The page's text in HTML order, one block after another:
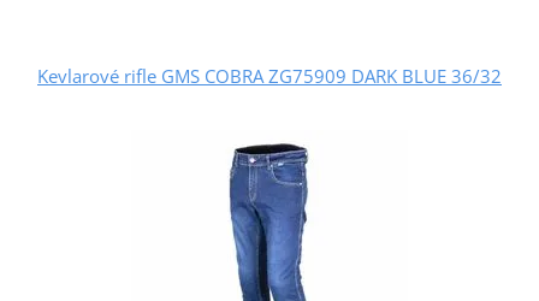
Kevlarové rifle GMS COBRA ZG75909 DARK BLUE 36/32